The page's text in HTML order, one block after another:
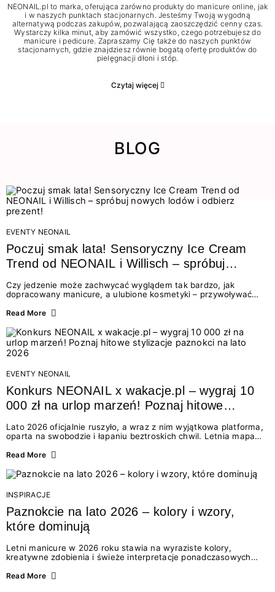
NEONAIL.pl to marka, oferująca zarówno produkty do manicure online, jak
i w naszych punktach stacjonarnych. Jesteśmy Twoją wygodną
alternatywą podczas zakupów, pozwalającą zaoszczędzić cenny czas.
Wystarczy kilka minut, aby zamówić wszystko, czego potrzebujesz do
manicure i pedicure. Zapraszamy Cię także do naszych punktów
stacjonarnych, gdzie znajdziesz równie bogatą ofertę produktów do
pielęgnacji dłoni i stóp.
Czytaj więcej
BLOG
EVENTY NEONAIL
Poczuj smak lata! Sensoryczny Ice Cream
Trend od NEONAIL i Willisch – spróbuj
nowych lodów i odbierz prezent!
Czy jedzenie może zachwycać wyglądem tak bardzo, jak
dopracowany manicure, a ulubione kosmetyki – przywoływać
świata beauty i oszałamiających deserów to coś więcej niż
zmysłami: przez soczysty kolor, aksamitną teksturę,
orzeźwiający zapach i słodki akcent na podniebieniu. Tego lata
NEONAIL łączy siły z marką Willisch, tworząc unikalny projekt
na styku jedzenia i piękna....
Read More
EVENTY NEONAIL
Konkurs NEONAIL x wakacje.pl – wygraj 10
000 zł na urlop marzeń! Poznaj hitowe
Lato 2026 oficjalnie ruszyło, a wraz z nim wyjątkowa platforma,
oparta na swobodzie i łapaniu beztroskich chwil. Letnia mapa
doświadczenia wakacji – od spontanicznych wyjazdów, przez
Motywem przewodnim jest eksplorowanie i kolekcjonowanie
letnich momentów. Z tej okazji przygotowaliśmy coś absolutnie
wyjątkowego: wielki konkurs z wakacje.pl oraz dawkę
najgorętszych trendów w...
Read More
INSPIRACJE
Paznokcie na lato 2026 – kolory i wzory,
które dominują
Letni manicure w 2026 roku stawia na wyraziste kolory,
kreatywne zdobienia i świeże interpretacje ponadczasowych
zarówno energetycznych odcieni inspirowanych wakacjami, jak
Read More